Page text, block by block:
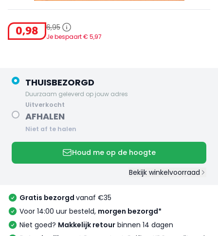
0,98 6,95
Je bespaart € 5,97
THUISBEZORGD
Duurzaam geleverd op jouw adres
uitverkocht
AFHALEN
Niet af te halen
Houd me op de hoogte
Bekijk winkelvoorraad
Gratis bezorgd vanaf €35
Voor 14:00 uur besteld, morgen bezorgd*
Niet goed? Makkelijk retour binnen 14 dagen